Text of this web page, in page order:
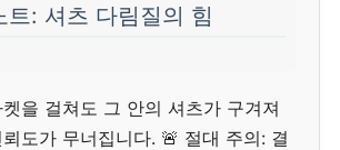
: 셔츠 다림질의 힘
을 걸쳐도 그 안의 셔츠가 구겨져
도가 무너집니다. 🚨 절대 주의: 결